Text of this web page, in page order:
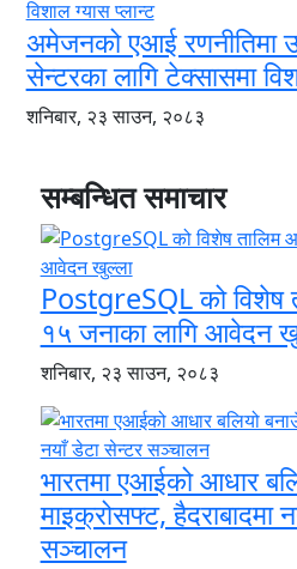
अमेजनको एआई रणनीतिमा
सेन्टरका लागि टेक्सासमा
शनिबार, २३ साउन, २०८३
सम्बन्धित समाचार
PostgreSQL को विशेष
१५ जनाका लागि आवेदन
शनिबार, २३ साउन, २०८३
भारतमा एआईको आधार
माइक्रोसफ्ट, हैदराबादमा
सञ्चालन